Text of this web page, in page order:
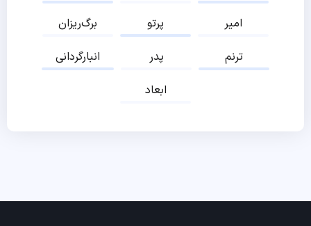
برگ‌ریزان
پرتو
امیر
انبارگردانی
پدر
ترنم
ابعاد